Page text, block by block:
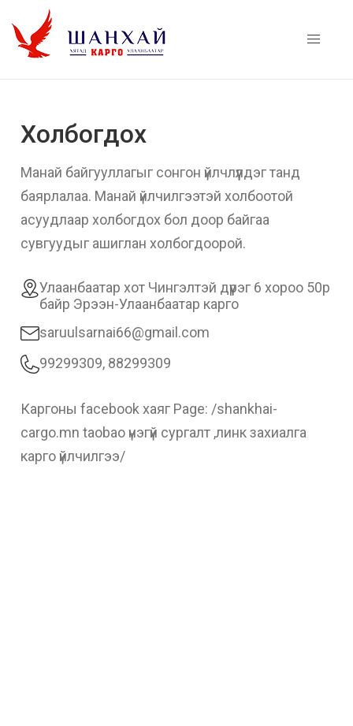
Холбогдох
Манай байгууллагыг сонгон үйлчлүүлдэг танд
баярлалаа. Манай үйлчилгээтэй холбоотой
асуудлаар холбогдох бол доор байгаа
сувгуудыг ашиглан холбогдоорой.
Улаанбаатар хот Чингэлтэй дүүрэг 6 хороо 50р
байр Эрээн-Улаанбаатар карго
saruulsarnai66@gmail.com
99299309, 88299309
Каргоны facebook хаяг Page: /shankhai-
cargo.mn taobao үнэгүй сургалт ,линк захиалга
карго үйлчилгээ/